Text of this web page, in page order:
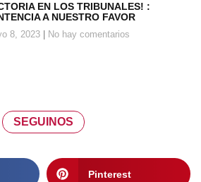
EN LOS TRIBUNALES! :
A NUESTRO FAVOR
8, 2023 No hay comentarios
SEGUINOS
Pinterest